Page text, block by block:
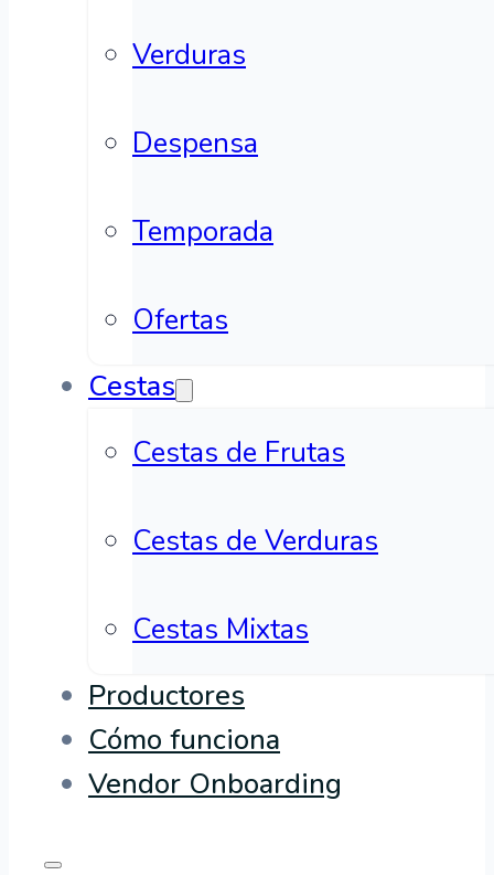
Verduras
Despensa
Temporada
Ofertas
Cestas
Cestas de Frutas
Cestas de Verduras
Cestas Mixtas
Productores
Cómo funciona
Vendor Onboarding